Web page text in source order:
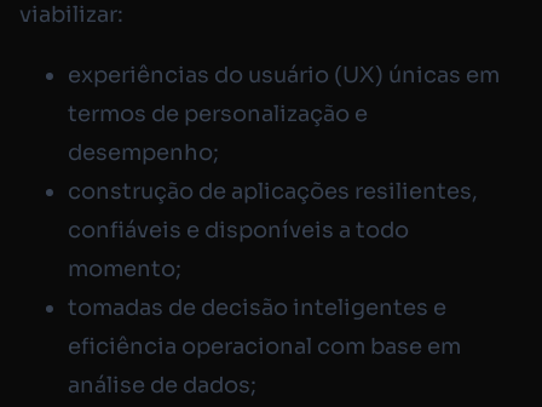
viabilizar:
experiências do usuário (UX) únicas em
termos de personalização e
desempenho;
construção de aplicações resilientes,
confiáveis e disponíveis a todo
momento;
tomadas de decisão inteligentes e
eficiência operacional com base em
análise de dados;